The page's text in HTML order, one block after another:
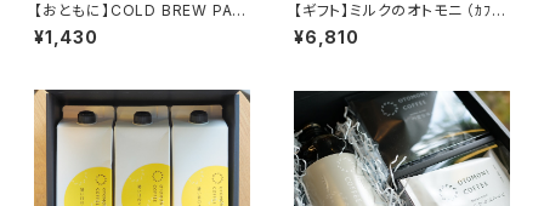
【おともに】COLD BREW PAC
K
¥1,430
【ギフト】ミルクのオトモニ （ｶﾌｪｵ
ﾚﾍﾞｰｽ）600ml×3
¥6,810